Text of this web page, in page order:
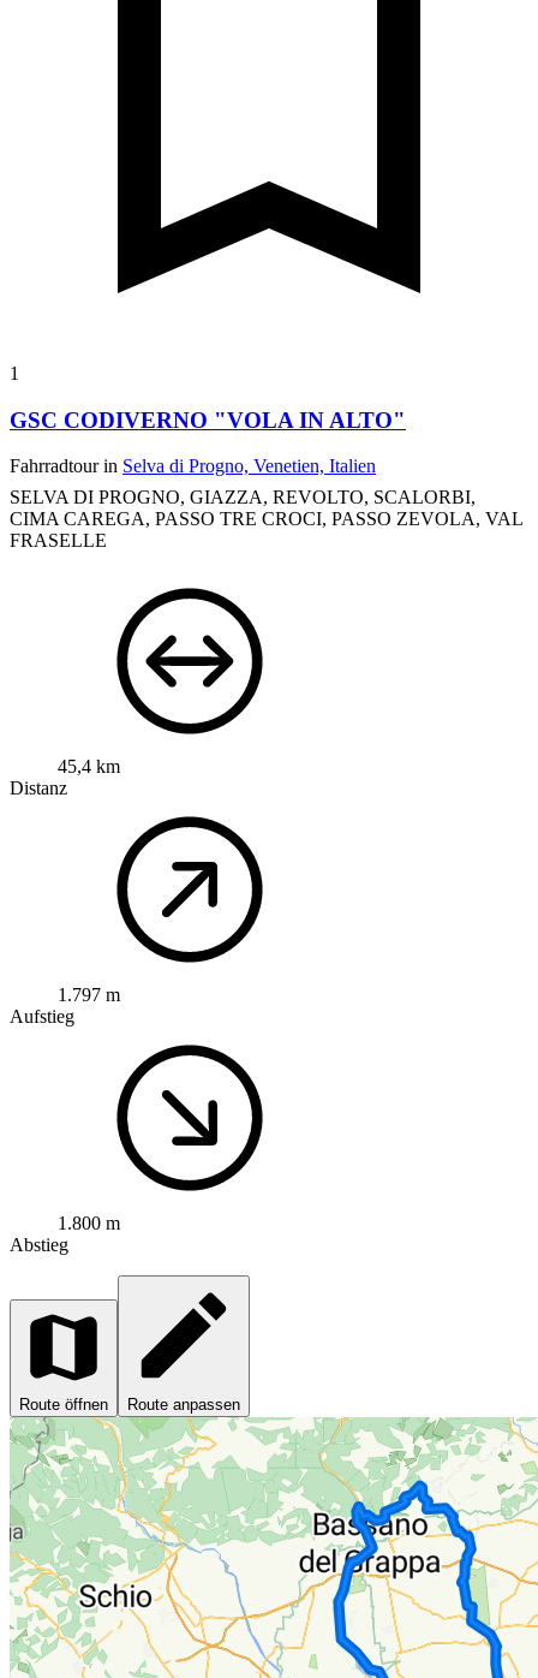
1
GSC CODIVERNO "VOLA IN ALTO"
Fahrradtour in Selva di Progno, Venetien, Italien
SELVA DI PROGNO, GIAZZA, REVOLTO, SCALORBI,
CIMA CAREGA, PASSO TRE CROCI, PASSO ZEVOLA, VAL
FRASELLE
45,4 km
Distanz
1.797 m
Aufstieg
1.800 m
Abstieg
Route öffnen Route anpassen